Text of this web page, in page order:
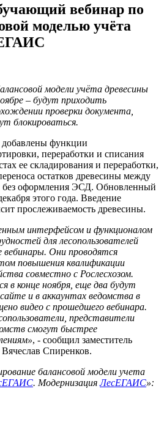
вебинар по
моделью учёта
модели учёта древесины
– будут приходить
проверки документа,
блокироваться.
добавлены функции
переработки и списания
ее складирования и переработки,
остатков древесины между
без оформления ЭСД. Обновленный
этого года. Введение
прослеживаемость древесины.
интерфейсом и функционалом
для лесопользователей
вебинары. Они проводятся
повышения квалификации
совместно с Рослесхозом.
в конце ноября, еще два будут
и в аккаунтах ведомства в
видео с прошедшего вебинара.
представители
смогут быстрее
, - сообщил заместитель
Вячеслав Спиренков.
балансовой модели учета
. МодернизацияЛесЕГАИС»: